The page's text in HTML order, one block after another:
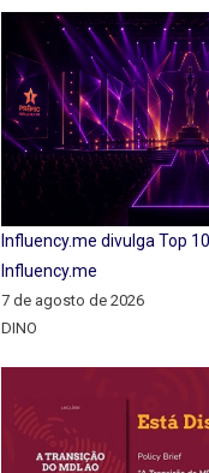
Influency.me divulga Top
Influency.me
7 de agosto de 2026
DINO